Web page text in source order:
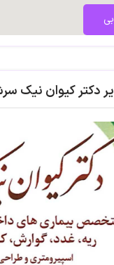
دکتر کیوان